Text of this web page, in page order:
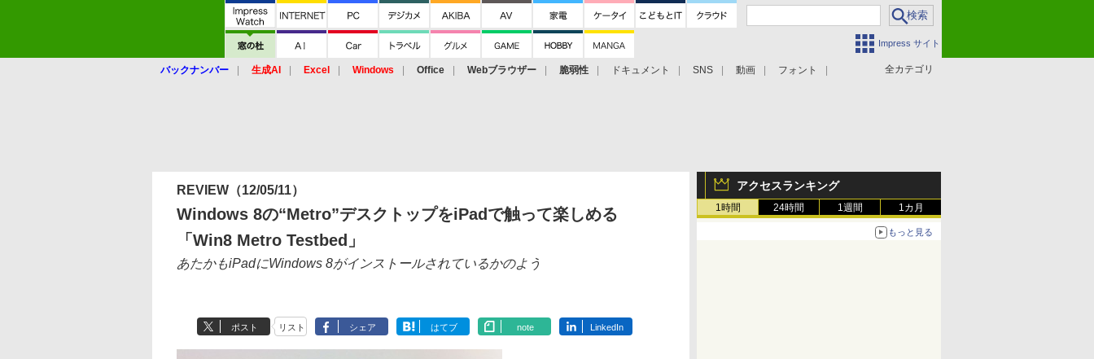
Impress サイト
全カテゴリ
バックナンバー 生成AI Excel Windows Office Webブラウザー 脆弱性 ドキュメント SNS 動画 フォント
アクセスランキング
1時間 24時間 1週間 1カ月
もっと見る
REVIEW （12/05/11）
Windows 8の“Metro”デスクトップをiPadで触って楽しめる
「Win8 Metro Testbed」
あたかもiPadにWindows 8がインストールされているかのよう
ポスト リスト シェア はてブ note LinkedIn